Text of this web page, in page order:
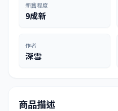
新舊程度
9成新
作者
深雪
商品描述